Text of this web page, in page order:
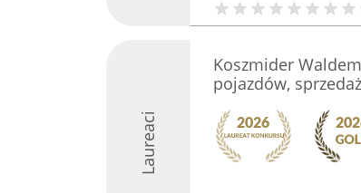
Laureaci
Koszmider
pojazdów,